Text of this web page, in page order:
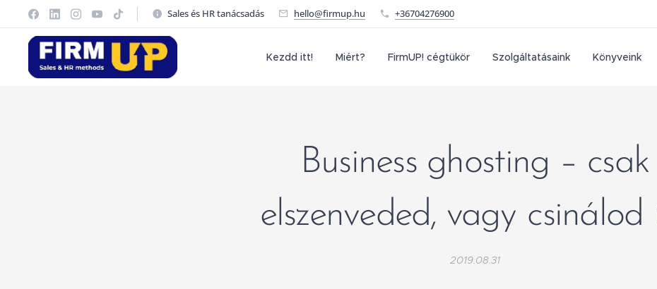
Sales és HR tanácsadás hello@firmup.hu +36704276900
Kezdd itt! Miért? FirmUP! cégtükör Szolgáltatásaink Könyveink
Business ghosting – csak
elszenveded, vagy csinálod
2019.08.31